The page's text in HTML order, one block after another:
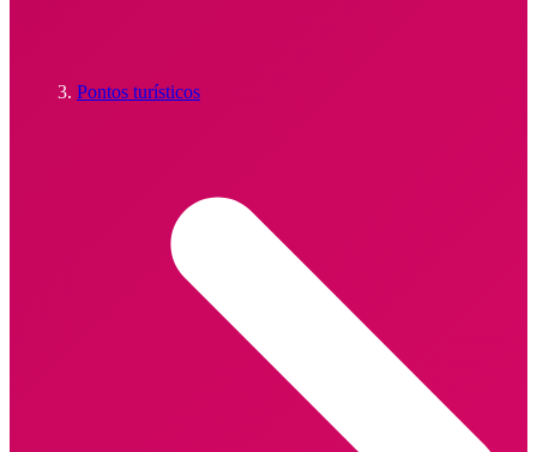
Pontos turísticos